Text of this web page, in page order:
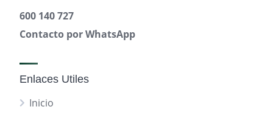
600 140 727
Contacto por WhatsApp
Enlaces Utiles
Inicio